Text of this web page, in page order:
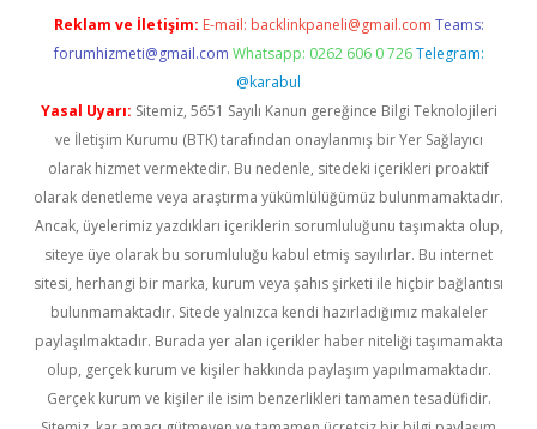
Reklam ve İletişim: E-mail: backlinkpaneli@gmail.com Teams:
forumhizmeti@gmail.com Whatsapp: 0262 606 0 726 Telegram:
@karabul
Yasal Uyarı: Sitemiz, 5651 Sayılı Kanun gereğince Bilgi Teknolojileri
ve İletişim Kurumu (BTK) tarafından onaylanmış bir Yer Sağlayıcı
olarak hizmet vermektedir. Bu nedenle, sitedeki içerikleri proaktif
olarak denetleme veya araştırma yükümlülüğümüz bulunmamaktadır.
Ancak, üyelerimiz yazdıkları içeriklerin sorumluluğunu taşımakta olup,
siteye üye olarak bu sorumluluğu kabul etmiş sayılırlar. Bu internet
sitesi, herhangi bir marka, kurum veya şahıs şirketi ile hiçbir bağlantısı
bulunmamaktadır. Sitede yalnızca kendi hazırladığımız makaleler
paylaşılmaktadır. Burada yer alan içerikler haber niteliği taşımamakta
olup, gerçek kurum ve kişiler hakkında paylaşım yapılmamaktadır.
Gerçek kurum ve kişiler ile isim benzerlikleri tamamen tesadüfidir.